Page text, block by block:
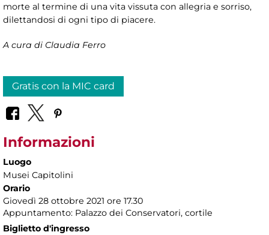
morte al termine di una vita vissuta con allegria e sorriso,
dilettandosi di ogni tipo di piacere.
A cura di Claudia Ferro
Gratis con la MIC card
Informazioni
Luogo
Musei Capitolini
Orario
Giovedì 28 ottobre 2021 ore 17.30
Appuntamento: Palazzo dei Conservatori, cortile
Biglietto d'ingresso